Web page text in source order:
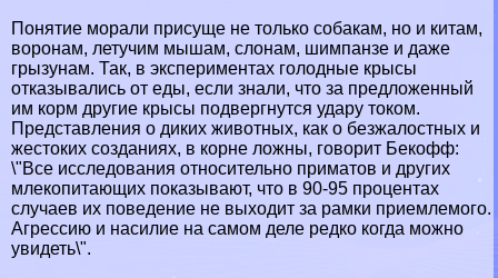
Понятие морали присуще не только собакам, но и китам,
воронам, летучим мышам, слонам, шимпанзе и даже
грызунам. Так, в экспериментах голодные крысы
отказывались от еды, если знали, что за предложенный
им корм другие крысы подвергнутся удару током.
Представления о диких животных, как о безжалостных и
жестоких созданиях, в корне ложны, говорит Бекофф:
\"Все исследования относительно приматов и других
млекопитающих показывают, что в 90-95 процентах
случаев их поведение не выходит за рамки приемлемого.
Агрессию и насилие на самом деле редко когда можно
увидеть\".